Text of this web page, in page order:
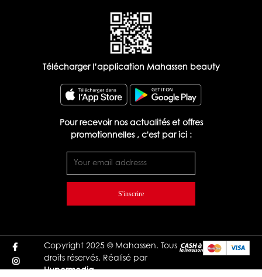
Télécharger l’application Mahassen beauty
Pour recevoir nos actualités et offres
promotionnelles , c'est par ici :
S'inscrire
Copyright 2025 © Mahassen. Tous
droits réservés. Réalisé par
Hypermedia